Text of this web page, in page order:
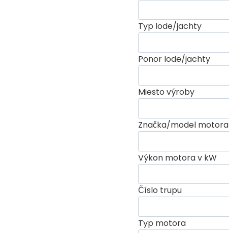
Typ lode/jachty
Ponor lode/jachty
Miesto výroby
Značka/model motora
Výkon motora v kW
Číslo trupu
Typ motora